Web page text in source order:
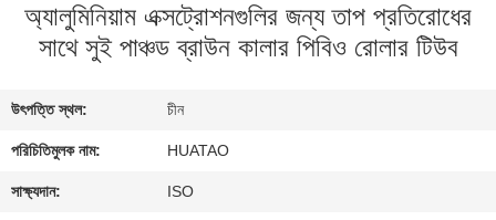
যোগাযোগ
করুন
অ্যালুমিনিয়াম এক্সট্রোশনগুলির জন্য তাপ প্রতিরোধের
সাথে সুই পাঞ্চড ব্রাউন কালার পিবিও রোলার টিউব
উৎপত্তি স্থল: চীন
পরিচিতিমুলক নাম: HUATAO
সাক্ষ্যদান: ISO